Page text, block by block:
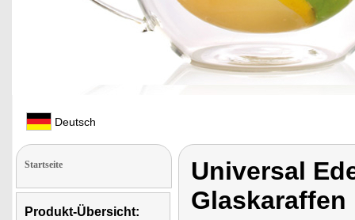
Deutsch
Startseite
Produkt-Übersicht:
Universal
Glaskaraffen